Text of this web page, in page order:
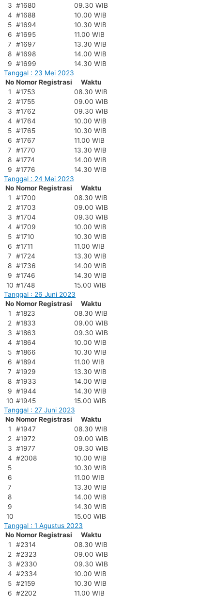
3 #1680
09.30 WIB
4 #1688
10.00 WIB
5 #1694
10.30 WIB
6 #1695
11.00 WIB
7
#1697
13.30 WIB
8 #1698
14.00 WIB
9 #1699
14.30 WIB
Tanggal : 23 Mei 2023
No Nomor Registrasi
Waktu
1
#1753
08.30 WIB
2
#1755
09.00 WIB
3 #1762
09.30 WIB
4 #1764
10.00 WIB
5 #1765
10.30 WIB
6 #1767
11.00 WIB
7
#1770
13.30 WIB
8 #1774
14.00 WIB
9 #1776
14.30 WIB
Tanggal : 24 Mei 2023
No Nomor Registrasi
Waktu
1
#1700
08.30 WIB
2
#1703
09.00 WIB
3 #1704
09.30 WIB
4 #1709
10.00 WIB
5 #1710
10.30 WIB
6 #1711
11.00 WIB
7
#1724
13.30 WIB
8 #1736
14.00 WIB
9 #1746
14.30 WIB
10 #1748
15.00 WIB
Tanggal : 26 Juni 2023
No Nomor Registrasi
Waktu
1
#1823
08.30 WIB
2
#1833
09.00 WIB
3 #1863
09.30 WIB
4 #1864
10.00 WIB
5 #1866
10.30 WIB
6 #1894
11.00 WIB
7
#1929
13.30 WIB
8 #1933
14.00 WIB
9 #1944
14.30 WIB
10 #1945
15.00 WIB
Tanggal : 27 Juni 2023
No Nomor Registrasi
Waktu
1
#1947
08.30 WIB
2
#1972
09.00 WIB
3 #1977
09.30 WIB
4 #2008
10.00 WIB
5
10.30 WIB
6
11.00 WIB
7
13.30 WIB
8
14.00 WIB
9
14.30 WIB
10
15.00 WIB
Tanggal : 1 Agustus 2023
No Nomor Registrasi
Waktu
1
#2314
08.30 WIB
2
#2323
09.00 WIB
3 #2330
09.30 WIB
4 #2334
10.00 WIB
5 #2159
10.30 WIB
6 #2202
11.00 WIB